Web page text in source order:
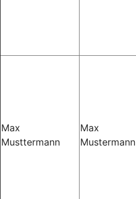
Max
Musttermann
Max
Mustermann